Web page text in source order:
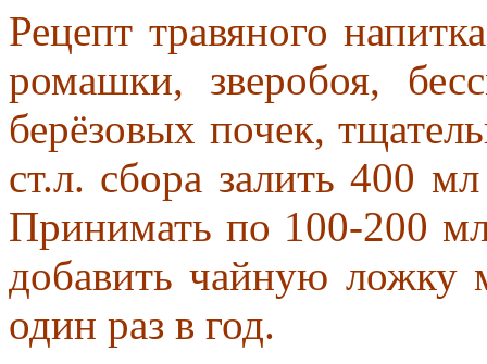
Рецепт травяного
ромашки, зверобоя,
берёзовых почек,
ст.л. сбора залить 400
Принимать по 100-200
добавить чайную
один раз в год.